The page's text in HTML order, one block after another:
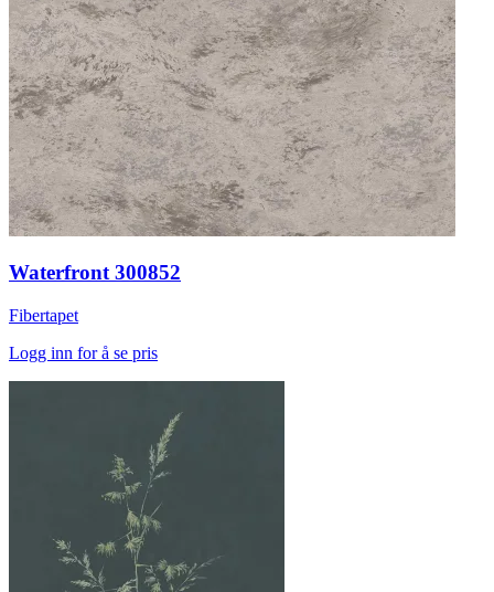
Waterfront 300852
Fibertapet
Logg inn for å se pris